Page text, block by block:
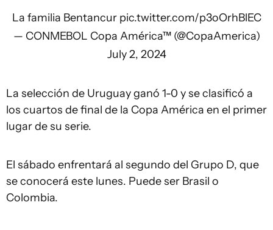
La familia Bentancur pic.twitter.com/p3oOrhBlEC
— CONMEBOL Copa América™ (@CopaAmerica)
July 2, 2024
La selección de Uruguay ganó 1-0 y se clasificó a
los cuartos de final de la Copa América en el primer
lugar de su serie.
El sábado enfrentará al segundo del Grupo D, que
se conocerá este lunes. Puede ser Brasil o
Colombia.